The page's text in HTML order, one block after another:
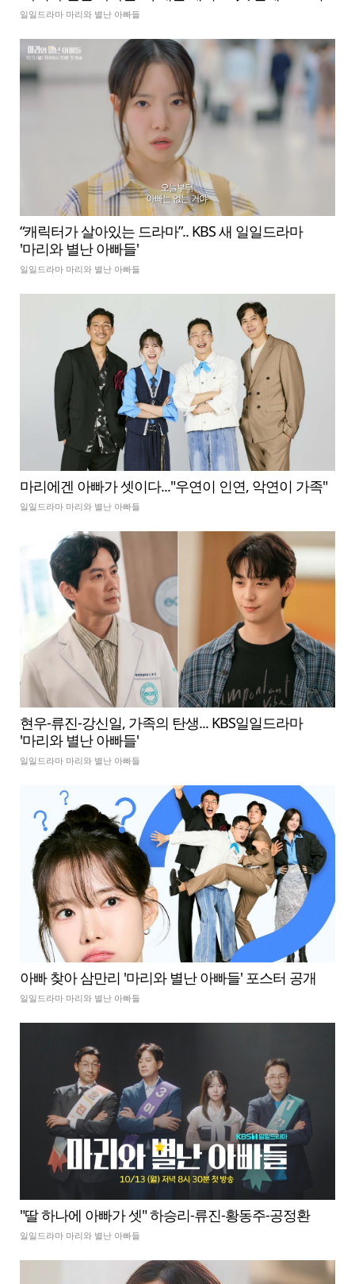
일일드라마 마리와 별난 아빠들
“캐릭터가 살아있는 드라마”.. KBS 새 일일드라마
'마리와 별난 아빠들'
일일드라마 마리와 별난 아빠들
마리에겐 아빠가 셋이다..."우연이 인연, 악연이 가족"
일일드라마 마리와 별난 아빠들
현우-류진-강신일, 가족의 탄생... KBS일일드라마
'마리와 별난 아빠들'
일일드라마 마리와 별난 아빠들
아빠 찾아 삼만리 '마리와 별난 아빠들' 포스터 공개
일일드라마 마리와 별난 아빠들
"딸 하나에 아빠가 셋" 하승리-류진-황동주-공정환
일일드라마 마리와 별난 아빠들